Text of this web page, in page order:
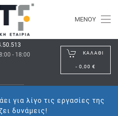
ΜΕΝΟΎ
- 18:00
ΚΑΛΆΘΙ
- 0,00 €
για λίγο τις εργασίες της
δυνάμεις!